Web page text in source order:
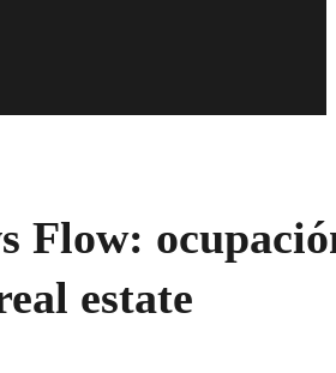
Flow:
estate